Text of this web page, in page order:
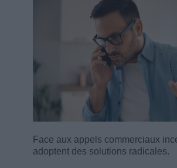
Face aux appels commerciaux
adoptent des solutions radicales.